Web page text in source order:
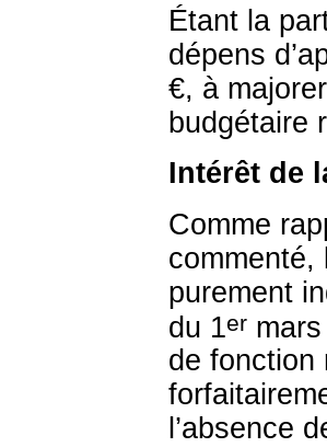
Étant la
dépens
€, à
budgétaire
Intérêt de
Comme
commenté,
purement
du 1ermars
de fonction
l’absence